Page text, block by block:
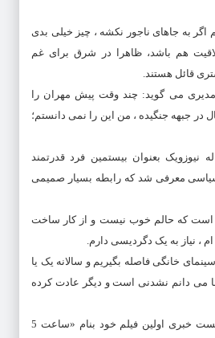
اگر به جاهای ناجور نکشه ، چیز خیلی بدی
هم باشد، ظاهرا در شرق برای غم
قائل هستند.
مدیری می گوید: چند وقت پیش مهران را
در جبهه جنگیده ، من این را نمی دانستم؛
2009 در مقاله نیوزویک بعنوان بیستمین فرد قدرتمند
سیاسی معرفی شد که رابطه بسیار صمیمی
است که حالم خوب نیست و از کار ساخت
، نیاز به یک دگردیسی دارم.
خانگی فاصله بگیریم و سالانه یک یا
می دانم نشدنی است و دیگر عادت کرده
در 4 شهریور 1395 در نشست خبری اولین فیلم خود بنام «ساعت 5